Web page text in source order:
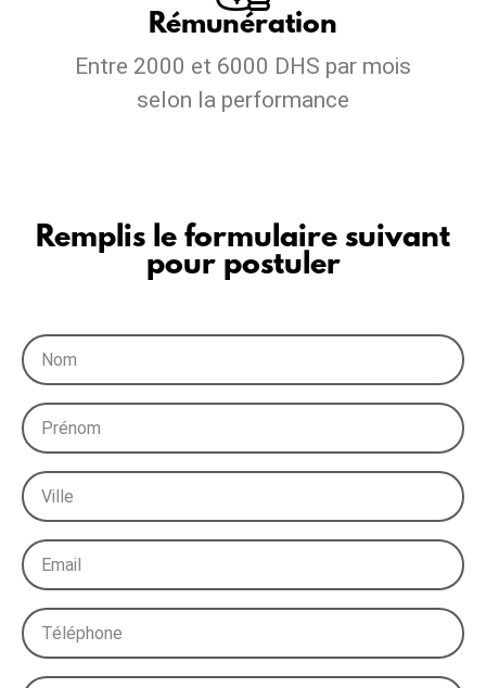
Rémunération
Entre 2000 et 6000 DHS par mois
selon la performance
Remplis le formulaire suivant
pour postuler